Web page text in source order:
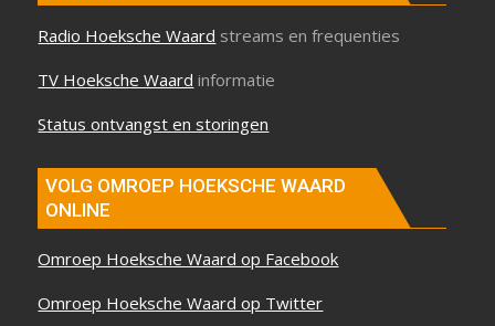
Radio Hoeksche Waard streams en frequenties
TV Hoeksche Waard informatie
Status ontvangst en storingen
VOLG OMROEP HOEKSCHE WAARD
ONLINE
Omroep Hoeksche Waard op Facebook
Omroep Hoeksche Waard op Twitter